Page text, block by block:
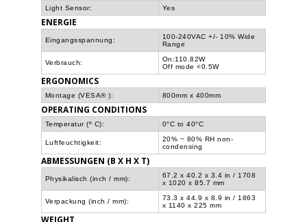
Light Sensor: Yes
ENERGIE
Eingangsspannung:
100-240VAC +/- 10% Wide
Range
Verbrauch:
On:110.82W
Off mode <0.5W
ERGONOMICS
Montage (VESA® ): 800mm x 400mm
OPERATING CONDITIONS
Temperatur (º C): 0°C to 40°C
Luftfeuchtigkeit:
20% ~ 80% RH non-
condensing
ABMESSUNGEN (B X H X T)
Physikalisch (inch / mm):
67.2 x 40.2 x 3.4 in / 1708
x 1020 x 85.7 mm
Verpackung (inch / mm):
73.3 x 44.9 x 8.9 in / 1863
x 1140 x 225 mm
WEIGHT